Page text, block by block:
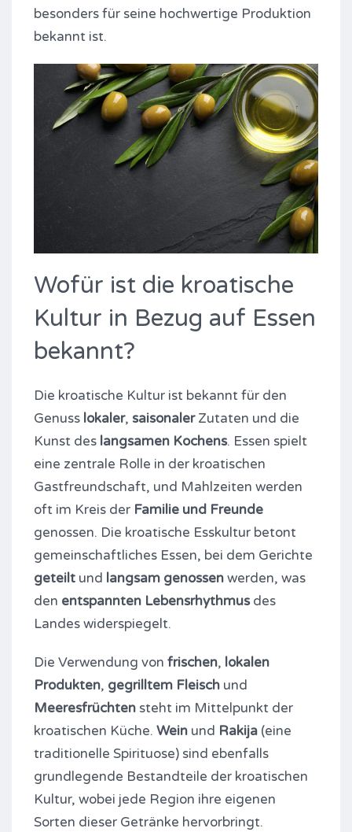
besonders für seine hochwertige Produktion
bekannt ist.
Wofür ist die kroatische
Kultur in Bezug auf Essen
bekannt?
Die kroatische Kultur ist bekannt für den
Genuss lokaler, saisonalerZutaten und die
Kunst des langsamen Kochens. Essen spielt
eine zentrale Rolle in der kroatischen
Gastfreundschaft, und Mahlzeiten werden
oft im Kreis der Familie und Freunde
genossen. Die kroatische Esskultur betont
gemeinschaftliches Essen, bei dem Gerichte
geteilt und langsam genossenwerden, was
den entspannten Lebensrhythmusdes
Landes widerspiegelt.
Die Verwendung von frischen, lokalen
Produkten, gegrilltem Fleisch und
Meeresfrüchten steht im Mittelpunkt der
kroatischen Küche. Wein und Rakija (eine
traditionelle Spirituose) sind ebenfalls
grundlegende Bestandteile der kroatischen
Kultur, wobei jede Region ihre eigenen
Sorten dieser Getränke hervorbringt.